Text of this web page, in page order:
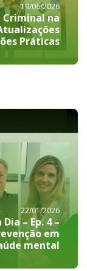
19/06/2026
Criminal na
Práticas
22/01/2026
– Ep. 4 –
em
mental